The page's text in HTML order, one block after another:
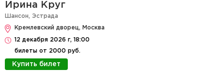
Ирина Круг
Шансон, Эстрада
Кремлевский дворец, Москва
12 декабря 2026 г, 18:00
билеты от 2000 руб.
Купить билет